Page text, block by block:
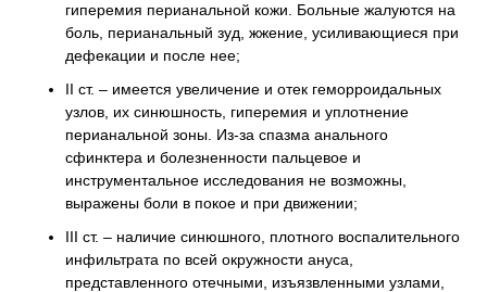
гиперемия перианальной кожи. Больные жалуются на
боль, перианальный зуд, жжение, усиливающиеся при
дефекации и после нее;
ІІ ст. – имеется увеличение и отек геморроидальных
узлов, их синюшность, гиперемия и уплотнение
перианальной зоны. Из-за спазма анального
сфинктера и болезненности пальцевое и
инструментальное исследования не возможны,
выражены боли в покое и при движении;
ІІІ ст. – наличие синюшного, плотного воспалительного
инфильтрата по всей окружности ануса,
представленного отечными, изъязвленными узлами,